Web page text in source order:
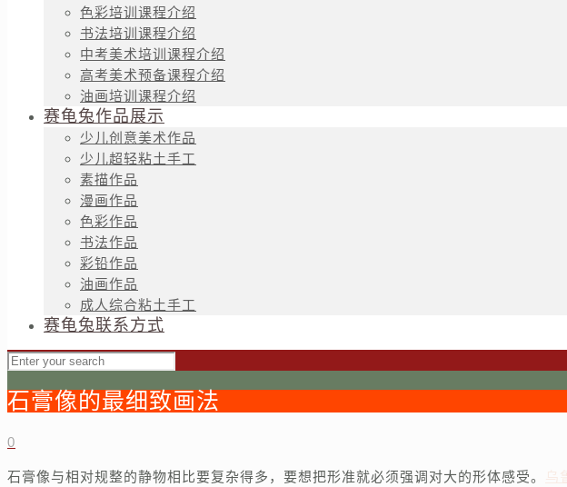
色彩培训课程介绍
书法培训课程介绍
中考美术培训课程介绍
高考美术预备课程介绍
油画培训课程介绍
赛龟兔作品展示
少儿创意美术作品
少儿超轻粘土手工
素描作品
漫画作品
色彩作品
书法作品
彩铅作品
油画作品
成人综合粘土手工
赛龟兔联系方式
石膏像的最细致画法
0
石膏像与相对规整的静物相比要复杂得多，要想把形准就必须强调对大的形体感受。 乌